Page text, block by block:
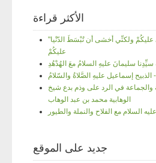
الأكثر قراءة
"حديث "ما الفقرَ أخْشَى عليكُمْ ولكنِّي أخشى أن تُبْسَطَ الدّنْيا
عليكُمْ
سليمانَ عليهِ السلامُ معَ الهُدْهُدِ
إسماعيل عليهِ الصَّلاةُ والسّلامُ
والجماعة في الرد على وذم بدع شيخ
الوهابية محمد بن عبد الوهاب
السلام مع الفلاح والنملة والطيور
جديد على الموقع